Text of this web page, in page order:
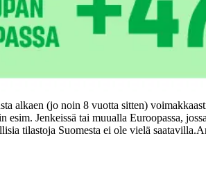
alkaen (jo noin 8 vuotta sitten)
Jenkeissä tai muualla Euroopassa,
tilastoja Suomesta ei ole vielä saatavilla.